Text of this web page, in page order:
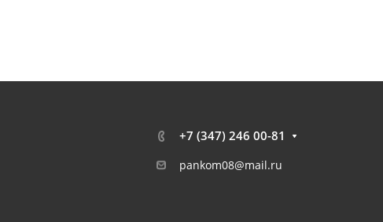
+7 (347) 246 00-81
pankom08@mail.ru